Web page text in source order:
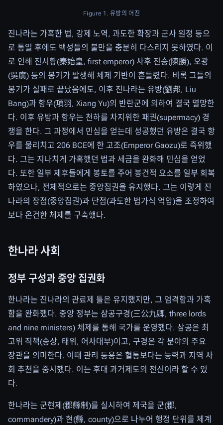
Figure 1. 유방의 어진
진나라는 가혹한 법, 강제 노역, 과도한 확장과 군사 원정 등으
로 통일 후에도 백성들의 불만을 충분히 다스리지 못하였다. 이
로 인해 진시황(秦始皇, first emperor) 사후 진승(陳勝), 오광
(吳廣) 등의 봉기가 발생해 체제 기반이 흔들렸다. 비록 그들의
봉기가 실패로 끝났음에도, 이후 진나라는 유방(劉邦, Liu
Bang)과 항우(項羽, Xiang Yu)의 반란군에 의하여 결국 멸망한
다. 이후 유방과 항우는 천하를 차지위한 패권(supermacy) 경
쟁을 한다. 그 과정에서 민심을 얻는데 성공했던 유방은 결국 항
우를 물리치고 206 BCE에 한 고조(Emperor Gaozu)로 즉위했
다. 그는 지나치게 가혹했던 법과 세금을 완화해 민심을 얻었
다. 또한 일부 제후들에게 봉토를 주어 봉건적 요소를 일부 회복
하였으나, 전체적으로는 중앙집권을 유지했다. 그는 이렇게 진
나라의 장점(중앙집권)과 단점(과도한 법가식 억압)을 조정하여
보다 온건한 체제를 구축했다.
한나라 사회
정부 구성과 중앙 집권화
한나라는 진나라의 관료제 틀은 유지했지만, 그 엄격함과 가혹
함을 완화했다. 중앙 정부는 삼공구경(三公九卿, three lords
and nine ministers) 체제를 통해 국가를 운영했다. 삼공은 최
고위 직책(승상, 태위, 어사대부)이고, 구경은 각 분야의 주요
장관을 의미한다. 이때 관리 등용은 혈통보다는 능력과 지역 사
회 추천을 중시했다. 이는 후대 과거제도의 전신이라 할 수 있
다.
한나라는 군현제(郡縣制)를 실시하여 제국을 군(郡,
commandery)과 현(縣, county)으로 나누어 행정 단위를 체계